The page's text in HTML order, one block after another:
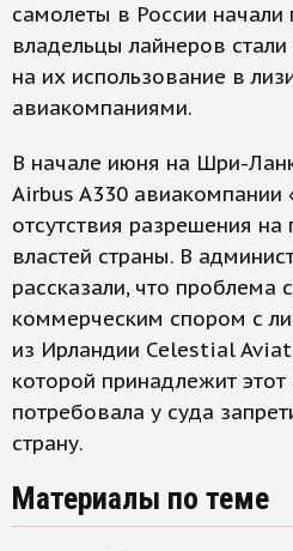
самолеты в России начали
владельцы лайнеров
на их использование в
авиакомпаниями.
В начале июня на Шри-
Airbus A330 авиакомпании
отсутствия разрешения
властей страны. В
рассказали, что проблема
коммерческим спором с
из Ирландии Celestial
которой принадлежит
потребовала у суда
страну.
Материалы по теме